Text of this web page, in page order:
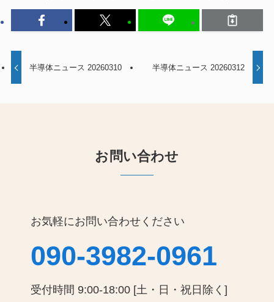
半導体ニュース 20260310 半導体ニュース 20260312
お問い合わせ
お気軽にお問い合わせください
090-3982-0961
受付時間 9:00-18:00 [土・日・祝日除く]